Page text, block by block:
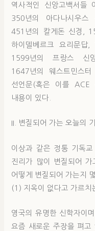
역사적인 신앙고백서들
350년의 아다나시우스
451년의 칼게돈 신경,
하이델베르크 요리문답
1599년의 프랑스 신
1647년의 웨스트민스
선언문(혹은 이를 ACE
내용이 있다.
II. 변질되어 가는 오늘의
이상과 같은 정통 기독
진리가 많이 변질되어 가
어떻게 변질되어 가는지
(1) 지옥이 없다고 가르치
영국의 유명한 신학자이
요즘 새로운 주장을 펴고